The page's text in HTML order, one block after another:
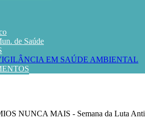
de Saúde
EM SAÚDE AMBIENTAL
NUNCA MAIS - Semana da Luta